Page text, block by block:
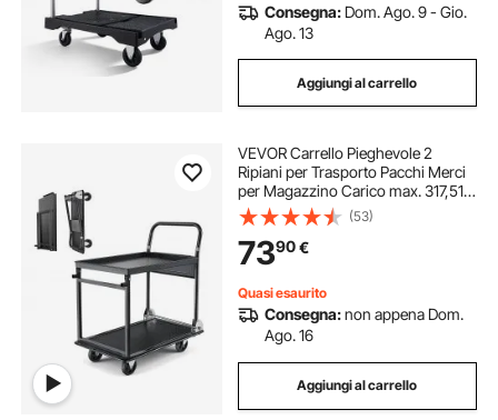
Consegna: Dom. Ago. 9 - Gio.
Ago. 13
Aggiungi al carrello
VEVOR Carrello Pieghevole 2
Ripiani per Trasporto Pacchi Merci
per Magazzino Carico max. 317,51
kg, Carrello con Piattaforma con
Ruote a Pianale da 2 Ripiani, per
Garage, Officina, Logistica
(53)
7390€
Quasi esaurito
Consegna:non appena Dom.
Ago. 16
Aggiungi al carrello